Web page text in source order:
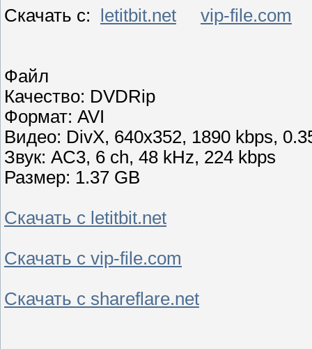
Скачать с: letitbit.net vip-file.com
Файл
Качество: DVDRip
Формат: AVI
Видео: DivX, 640x352, 1890 kbps,
Звук: AC3, 6 ch, 48 kHz, 224 kbps
Размер: 1.37 GB
Скачать с letitbit.net
Скачать с vip-file.com
Скачать с shareflare.net